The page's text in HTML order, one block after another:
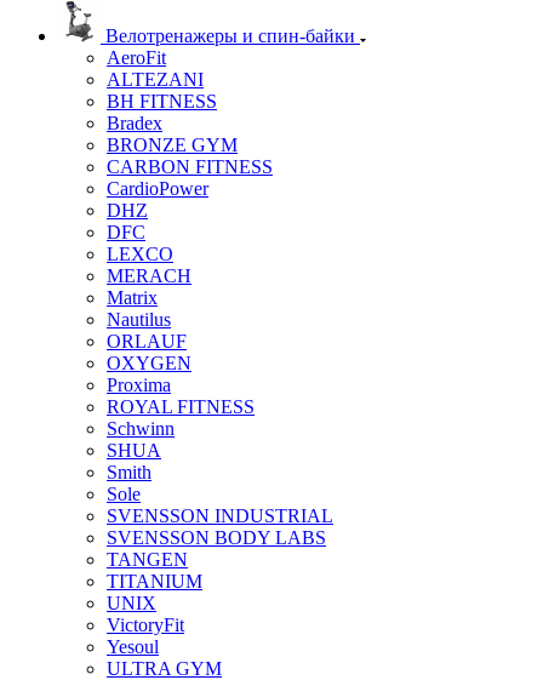
Велотренажеры и спин-байки
AeroFit
ALTEZANI
BH FITNESS
Bradex
BRONZE GYM
CARBON FITNESS
CardioPower
DHZ
DFC
LEXCO
MERACH
Matrix
Nautilus
ORLAUF
OXYGEN
Proxima
ROYAL FITNESS
Schwinn
SHUA
Smith
Sole
SVENSSON INDUSTRIAL
SVENSSON BODY LABS
TANGEN
TITANIUM
UNIX
VictoryFit
Yesoul
ULTRA GYM